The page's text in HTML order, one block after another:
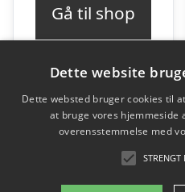
Gå til shop
Varekategorier
Dette website
Dette websted bruger cookies til
at bruge vores hjemmeside
overensstemmelse med